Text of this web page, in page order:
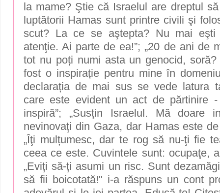
la mame? Ştie că Israelul are dreptul
luptătorii Hamas sunt printre civili şi
scut? La ce se aştepta? Nu mai eşti
atenţie. Ai parte de ea!”; „20 de ani de
tot nu poți numi asta un genocid, soră?
fost o inspirație pentru mine în
declarația de mai sus se vede latura
care este evident un act de părtinire
inspiră”; „Susţin Israelul. Mă doare
nevinovaţi din Gaza, dar Hamas este
„Îţi mulțumesc, dar te rog să nu-ţi fie
ceea ce este. Cuvintele sunt: ocupaţe,
„Eviţi să-ţi asumi un risc. Sunt
să fii boicotată!" i-a răspuns un cont